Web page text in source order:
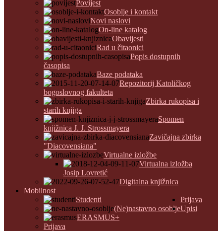
Povijest
Osoblje i kontakt
Novi naslovi
On-line katalog
Obavijesti
Rad u čitaonici
Popis dostupnih
časopisa
Baze podataka
Repozitorij Katoličkog
bogoslovnog fakulteta
Zbirka rukopisa i
starih knjiga
Spomen
knjižnica J. J. Strossmayera
Zavičajna zbirka
"Diacovensiana"
Virtualne izložbe
Virtualna izložba
Josip Lovretić
Digitalna knjižnica
Mobilnost
Studenti
(Ne)nastavno osoblje
ERASMUS+
Prijava
Prijava
Upisi